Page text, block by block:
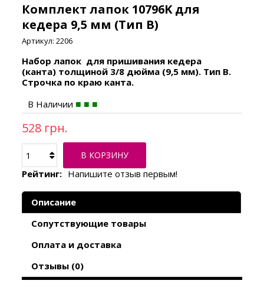
Комплект лапок 10796K для
кедера 9,5 мм (Тип В)
Артикул: 2206
Набор лапок для пришивания кедера
(канта) толщиной 3/8 дюйма (9,5 мм). Тип В.
Строчка по краю канта.
В Наличии
528 грн.
В КОРЗИНУ
Рейтинг: Напишите отзыв первым!
Описание
Сопутствующие товары
Оплата и доставка
Отзывы (0)